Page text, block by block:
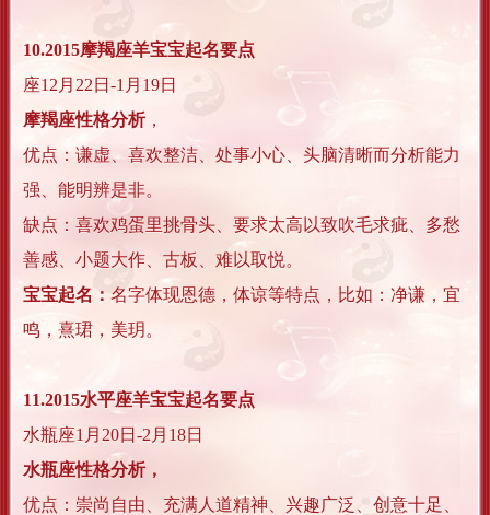
10.2015摩羯座羊宝宝起名要点
座12月22日-1月19日
摩羯座性格分析，
优点：谦虚、喜欢整洁、处事小心、头脑清晰而分析能力
强、能明辨是非。
缺点：喜欢鸡蛋里挑骨头、要求太高以致吹毛求疵、多愁
善感、小题大作、古板、难以取悦。
宝宝起名： 名字体现恩德，体谅等特点，比如：净谦，宜
鸣，熹珺，美玥。
11.2015水平座羊宝宝起名要点
水瓶座1月20日-2月18日
水瓶座性格分析，
优点：崇尚自由、充满人道精神、兴趣广泛、创意十足、